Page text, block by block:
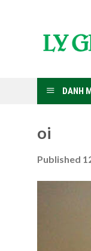
DANH
oi
Published